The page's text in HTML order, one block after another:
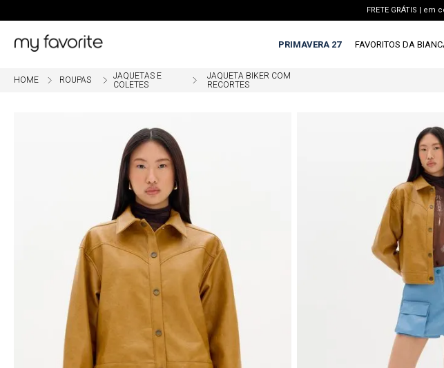
FRETE GRÁTIS | em
PRIMAVERA 27 FAVORITOS DA
ROUPAS
JAQUETAS E
COLETES
JAQUETA BIKER COM
RECORTES
calca jeans
calca
saia
short
conjunto
jaqueta
blazer
macacao